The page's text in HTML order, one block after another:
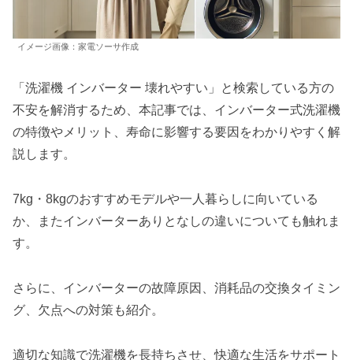
イメージ画像：家電ソーサ作成
「洗濯機 インバーター 壊れやすい」と検索している方の
不安を解消するため、本記事では、インバーター式洗濯機
の特徴やメリット、寿命に影響する要因をわかりやすく解
説します。
7kg・8kgのおすすめモデルや一人暮らしに向いている
か、またインバーターありとなしの違いについても触れま
す。
さらに、インバーターの故障原因、消耗品の交換タイミン
グ、欠点への対策も紹介。
適切な知識で洗濯機を長持ちさせ、快適な生活をサポート